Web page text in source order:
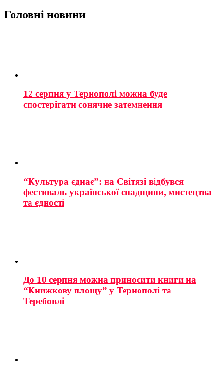
Головні новини
12 серпня у Тернополі можна буде
спостерігати сонячне затемнення
“Культура єднає”: на Світязі відбувся
фестиваль української спадщини, мистецтва
та єдності
До 10 серпня можна приносити книги на
“Книжкову площу” у Тернополі та
Теребовлі